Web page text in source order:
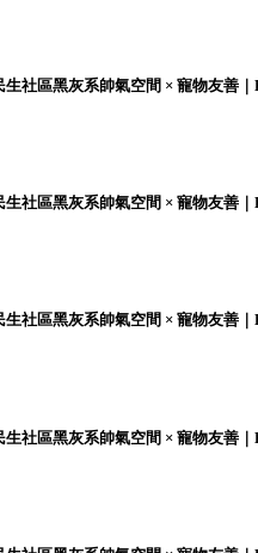
生社區黑灰系帥氣空間 × 寵物友善
生社區黑灰系帥氣空間 × 寵物友善
生社區黑灰系帥氣空間 × 寵物友善
生社區黑灰系帥氣空間 × 寵物友善